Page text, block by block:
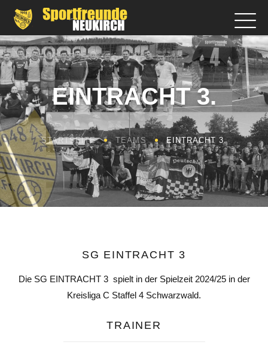
EINTRACHT 3.
STARTSEITE TEAMS EINTRACHT 3.
SG EINTRACHT 3
Die SG EINTRACHT 3 spielt in der Spielzeit 2024/25 in der
Kreisliga C Staffel 4 Schwarzwald.
TRAINER